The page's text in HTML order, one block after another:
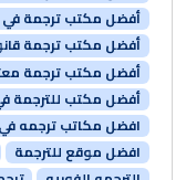
أفضل مكتب ترجمة في
أفضل مكتب ترجمة
أفضل مكتب ترجمة
أفضل مكتب للترجمة
افضل مكاتب ترجمه
افضل موقع للترجمة